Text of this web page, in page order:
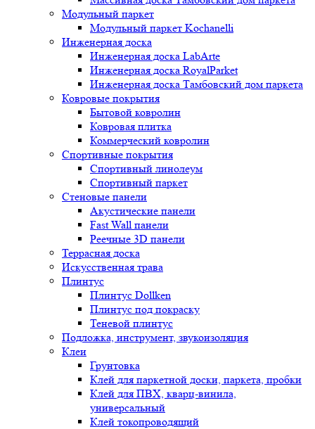
Модульный паркет
Модульный паркет Kochanelli
Инженерная доска
Инженерная доска LabArte
Инженерная доска RoyalParket
Инженерная доска Тамбовский дом паркета
Ковровые покрытия
Бытовой ковролин
Ковровая плитка
Коммерческий ковролин
Спортивные покрытия
Спортивный линолеум
Спортивный паркет
Стеновые панели
Акустические панели
Fast Wall панели
Реечные 3D панели
Террасная доска
Искусственная трава
Плинтус
Плинтус Dollken
Плинтус под покраску
Теневой плинтус
Подложка, инструмент, звукоизоляция
Клеи
Грунтовка
Клей для паркетной доски, паркета, пробки
Клей для ПВХ, кварц-винила,
универсальный
Клей токопроводящий